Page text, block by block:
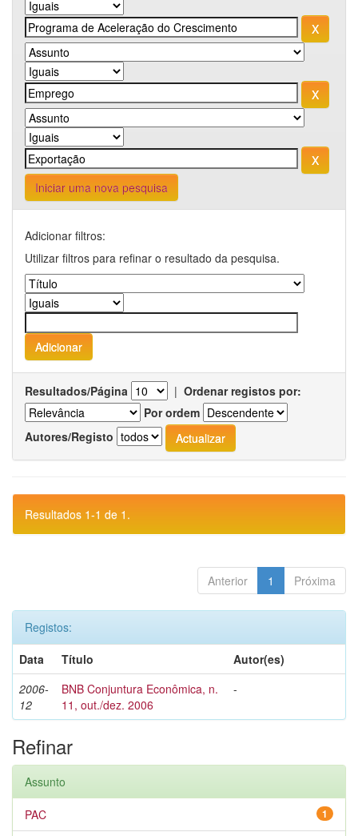
Iniciar uma nova pesquisa
Adicionar filtros:
Utilizar filtros para refinar o resultado da pesquisa.
Resultados/Página | Ordenar registos por:
Por ordem
Autores/Registo
Resultados 1-1 de 1.
Anterior 1 Próxima
Registos:
Data
Título
Autor(es)
2006-
12
BNB Conjuntura Econômica, n.
11, out./dez. 2006
-
Refinar
Assunto
1
PAC